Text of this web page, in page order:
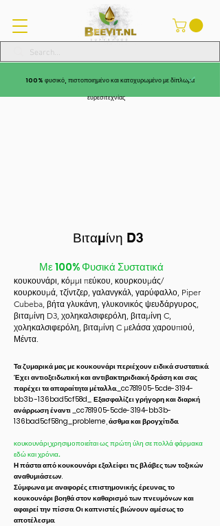
100% φυσικό, πιστοποιημένο και κατοχυρωμένο με δίπλωμα
ευρεσιτεχνίας
Βιταμίνη D3
Με 100% Φυσικά Συστατικά
κουκουνάρι, κόμμι πεύκου, κουρκουμάς/
κουρκουμά, τζίντζερ, γαλανγκάλ, γαρύφαλλο, Piper
Cubeba, βήτα γλυκάνη, γλυκονικός ψευδάργυρος,
βιταμίνη D3, χοληκαλσιφερόλη, βιταμίνη C,
χοληκαλσιφερόλη, βιταμίνη C μελάσα χαρουπιού,
Μέντα.
Ταζυμαρικά μας με κουκουνάριπεριέχουν ειδικά συστατικά.
Έχει αντιοξειδωτική και αντιβακτηριδιακή δράση και σας
παρέχει τα απαραίτητα μέταλλα._cc781905-5cde-3194-
bb3b-136bad5cf58d_ Εξασφαλίζειγρήγορη και διαρκή
ανάρρωση έναντι_cc781905-5cde-3194-bb3b-
136bad5cf58ng_probleme , άσθμα και βρογχίτιδα.
κουκουνάριχρησιμοποιείται ως πρώτη ύλη σε πολλά φάρμακα
εδώ και χρόνια.
Η πάστα από κουκουνάρι εξαλείφει τις βλάβες των τοξικών
αναθυμιάσεων.
Σύμφωνα με αναφορές επιστημονικής έρευνας, το
κουκουνάρι βοηθά στον καθαρισμό των πνευμόνων και
αφαιρεί την πίσσα. Οι καπνιστές βιώνουν αμέσως το
αποτέλεσμα.